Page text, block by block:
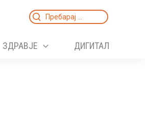
Search
ЗДРАВЈЕ ДИГИТАЛ